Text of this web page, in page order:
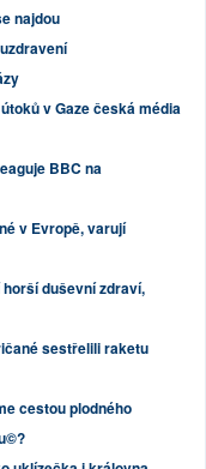
najdou
v Gaze česká média
BBC na
v Evropě, varují
duševní zdraví,
sestřelili raketu
cestou plodného